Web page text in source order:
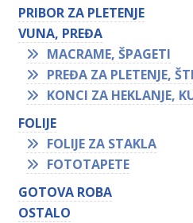
PRIBOR ZA PLETENJE
VUNA, PREĐA
MACRAME, ŠPAGETI
PREĐA ZA PLETENJE,
KONCI ZA HEKLANJE,
FOLIJE
FOLIJE ZA STAKLA
FOTOTAPETE
GOTOVA ROBA
OSTALO